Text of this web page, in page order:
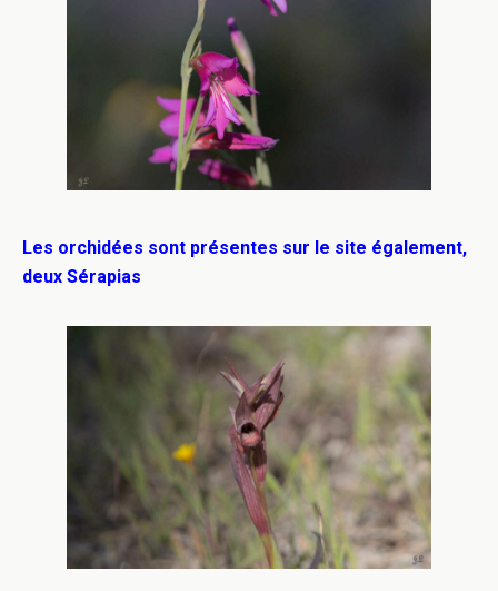
Les orchidées sont présentes sur le site également,
deux Sérapias